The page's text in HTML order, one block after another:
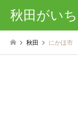
秋田がいち
秋田 にかほ市